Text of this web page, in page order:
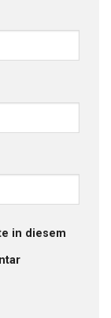
in diesem